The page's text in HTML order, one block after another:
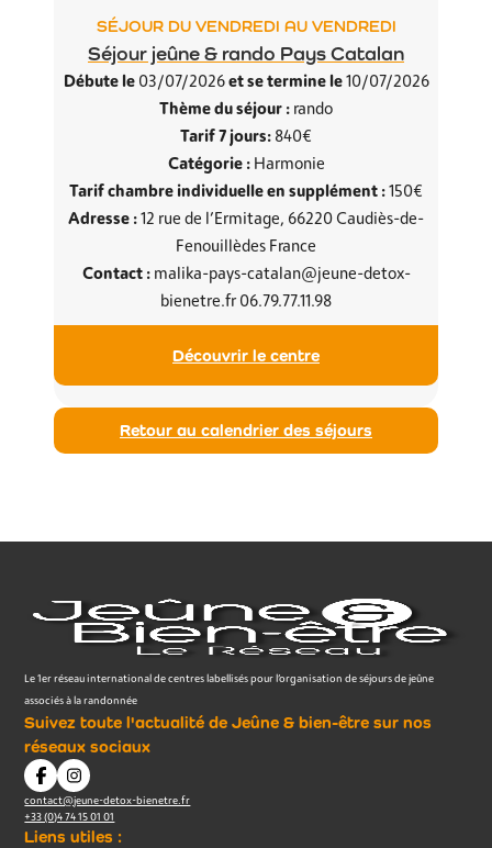
SÉJOUR DU VENDREDI AU VENDREDI
Séjour jeûne & rando Pays Catalan
Débute le03/07/2026et se termine le10/07/2026
Thème du séjour : rando
Tarif 7 jours: 840€
Catégorie :Harmonie
Tarif chambre individuelle en supplément :150€
Adresse :12 rue de l’Ermitage, 66220 Caudiès-de-
Fenouillèdes France
Contact :malika-pays-catalan@jeune-detox-
bienetre.fr 06.79.77.11.98
Découvrir le centre
Retour au calendrier des séjours
Le 1er réseau international de centres labellisés pour l’organisation de séjours de jeûne
associés à la randonnée
Suivez toute l'actualité de Jeûne & bien-être sur nos
réseaux sociaux
contact@jeune-detox-bienetre.fr
+33 (0)4 74 15 01 01
Liens utiles :